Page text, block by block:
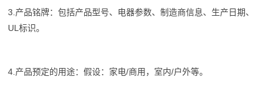
3.产品铭牌：包括产品型号、电器参数、制造商信息、生产日期、
UL标识。
4.产品预定的用途：假设：家电/商用，室内/户外等。